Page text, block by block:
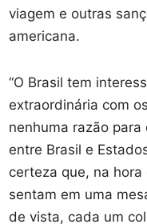
viagem e outras
americana.
“O Brasil tem
extraordinária com
nenhuma razão
entre Brasil e
certeza que, na
sentam em uma
de vista, cada um